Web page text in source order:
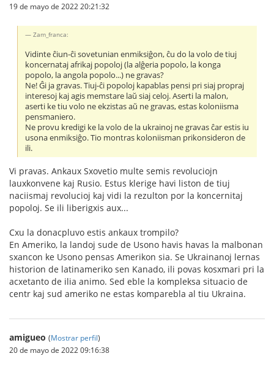
19 de mayo de 2022 20:21:32
Zam_franca:
Vidinte ĉiun-ĉi sovetunian enmiksiĝon, ĉu do la volo de tiuj
koncernataj afrikaj popoloj (la alĝeria popolo, la konga
popolo, la angola popolo...) ne gravas?
Ne! Ĝi ja gravas. Tiuj-ĉi popoloj kapablas pensi pri siaj propraj
interesoj kaj agis memstare laŭ siaj celoj. Aserti la malon,
aserti ke tiu volo ne ekzistas aŭ ne gravas, estas koloniisma
pensmaniero.
Ne provu kredigi ke la volo de la ukrainoj ne gravas ĉar estis iu
usona enmiksiĝo. Tio montras koloniisman prikonsideron de
ili.
Vi pravas. Ankaux Sxovetio multe semis revoluciojn
lauxkonvene kaj Rusio. Estus klerige havi liston de tiuj
naciismaj revolucioj kaj vidi la rezulton por la koncernitaj
popoloj. Se ili liberigxis aux...
Cxu la donacpluvo estis ankaux trompilo?
En Ameriko, la landoj sude de Usono havis havas la malbonan
sxancon ke Usono pensas Amerikon sia. Se Ukrainanoj lernas
historion de latinameriko sen Kanado, ili povas kosxmari pri la
acxetanto de ilia animo. Sed eble la kompleksa situacio de
centr kaj sud ameriko ne estas komparebla al tiu Ukraina.
amigueo (Mostrar perfil)
20 de mayo de 2022 09:16:38